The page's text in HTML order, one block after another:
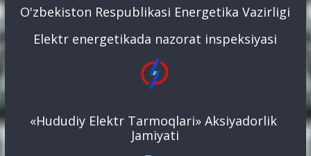
O'zbekiston Respublikasi Energetika Vazirligi
Elektr energetikada nazorat inspeksiyasi
«Hududiy Elektr Tarmoqlari» Aksiyadorlik
Jamiyati